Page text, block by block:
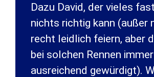
Dazu David, der vieles
nichts richtig kann (außer
recht leidlich feiern, aber
bei solchen Rennen
ausreichend gewürdigt).